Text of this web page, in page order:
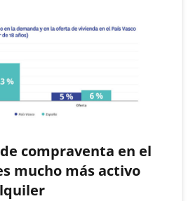
compraventa en el
mucho más activo